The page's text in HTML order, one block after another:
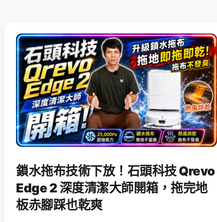
鎖水拖布技術下放！石頭科技 Qrevo
Edge 2 深度清潔大師開箱，拖完地
板赤腳踩也乾爽